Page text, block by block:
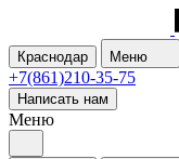
Краснодар Меню
+7(861)210-35-75
Написать нам
Меню